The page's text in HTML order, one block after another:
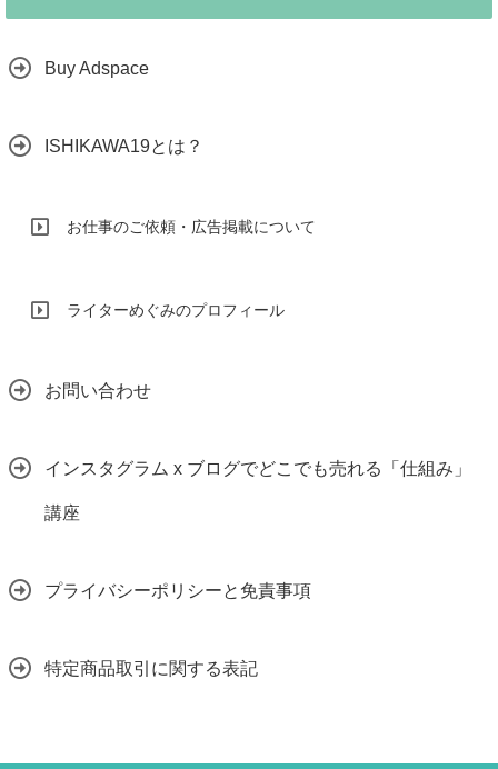
Buy Adspace
ISHIKAWA19とは？
お仕事のご依頼・広告掲載について
ライターめぐみのプロフィール
お問い合わせ
インスタグラム x ブログでどこでも売れる「仕組み」
講座
プライバシーポリシーと免責事項
特定商品取引に関する表記